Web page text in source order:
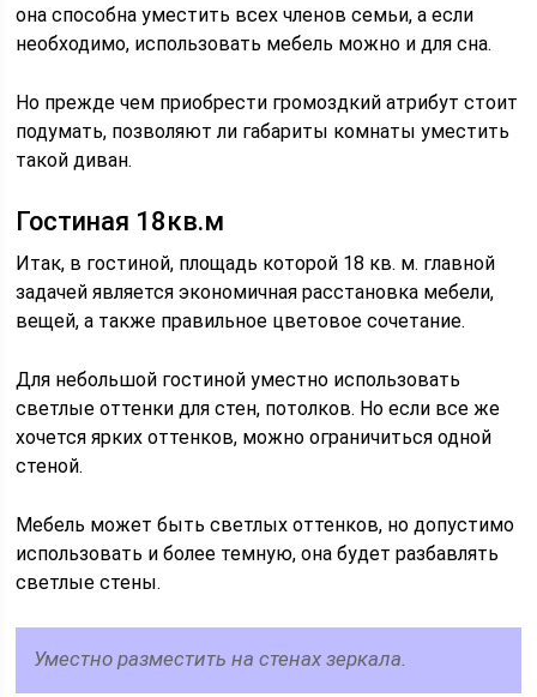
она способна уместить всех членов семьи, а если
необходимо, использовать мебель можно и для сна.
Но прежде чем приобрести громоздкий атрибут стоит
подумать, позволяют ли габариты комнаты уместить
такой диван.
Гостиная 18кв.м
Итак, в гостиной, площадь которой 18 кв. м. главной
задачей является экономичная расстановка мебели,
вещей, а также правильное цветовое сочетание.
Для небольшой гостиной уместно использовать
светлые оттенки для стен, потолков. Но если все же
хочется ярких оттенков, можно ограничиться одной
стеной.
Мебель может быть светлых оттенков, но допустимо
использовать и более темную, она будет разбавлять
светлые стены.
Уместно разместить на стенах зеркала.